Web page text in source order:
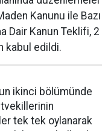
Kanunu ile Bazı
Dair Kanun Teklifi, 2
kabul edildi.
ikinci bölümünde
tek tek oylanarak